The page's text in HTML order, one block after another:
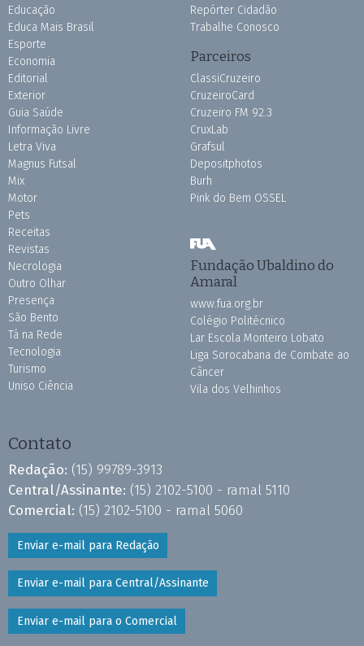
Educação
Educa Mais Brasil
Esporte
Economia
Editorial
Exterior
Guia Saúde
Informação Livre
Letra Viva
Magnus Futsal
Mix
Motor
Pets
Receitas
Revistas
Necrologia
Outro Olhar
Presença
São Bento
Tá na Rede
Tecnologia
Turismo
Uniso Ciência
Repórter Cidadão
Trabalhe Conosco
Parceiros
ClassiCruzeiro
CruzeiroCard
Cruzeiro FM 92.3
CruxLab
Grafsul
Depositphotos
Burh
Pink do Bem OSSEL
Fundação Ubaldino do
Amaral
www.fua.org.br
Colégio Politécnico
Lar Escola Monteiro Lobato
Liga Sorocabana de Combate ao
Câncer
Vila dos Velhinhos
Contato
Redação: (15) 99789-3913
Central/Assinante: (15) 2102-5100 - ramal 5110
Comercial: (15) 2102-5100 - ramal 5060
Enviar e-mail para Redação
Enviar e-mail para Central/Assinante
Enviar e-mail para o Comercial